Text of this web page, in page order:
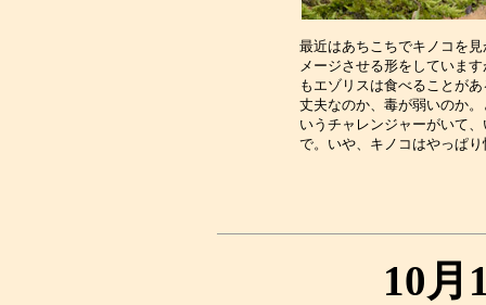
最近はあちこちでキノコを
メージさせる形をしていま
もエゾリスは食べることが
丈夫なのか、毒が弱いのか
いうチャレンジャーがいて
10月